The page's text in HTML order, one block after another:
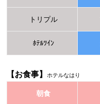
トリプル
ﾎﾃﾙﾂｲﾝ
【お食事】 ホテルなはり
朝食